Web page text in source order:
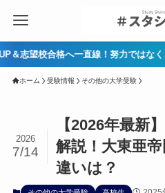
直線！努力ではなく、正しい勉強法
ホーム 受験情報 その他の大学受験
【2026年最新
解説！大東亜
違いは？
2026
7/14